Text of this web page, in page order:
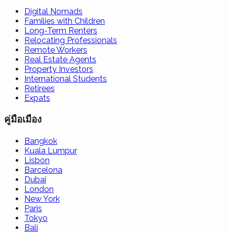
Digital Nomads
Families with Children
Long-Term Renters
Relocating Professionals
Remote Workers
Real Estate Agents
Property Investors
International Students
Retirees
Expats
คู่มือเมือง
Bangkok
Kuala Lumpur
Lisbon
Barcelona
Dubai
London
New York
Paris
Tokyo
Bali